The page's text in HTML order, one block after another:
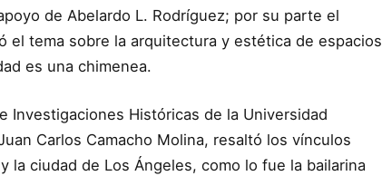
de Abelardo L. Rodríguez; por su parte el
el tema sobre la arquitectura y estética de espacios
es una chimenea.
Investigaciones Históricas de la Universidad
Carlos Camacho Molina, resaltó los vínculos
la ciudad de Los Ángeles, como lo fue la bailarina